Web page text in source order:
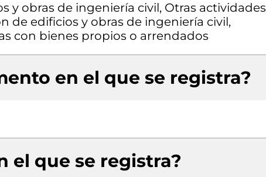
y obras de ingeniería civil, Otras actividades
de edificios y obras de ingeniería civil,
con bienes propios o arrendados
en el que se registra?
el que se registra?